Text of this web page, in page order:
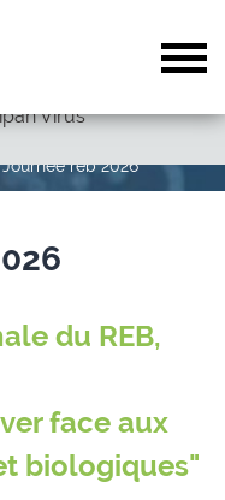
(hors dengue)
Virus
Journée reb 2026
du REB,
face aux
biologiques"